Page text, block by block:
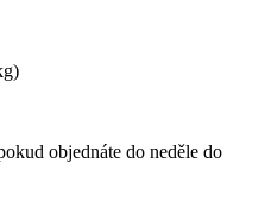
objednáte do neděle do